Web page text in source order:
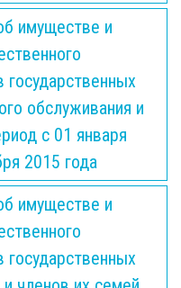
имуществе и
государственных
обслуживания и
с 01 января
2015 года
имуществе и
государственных